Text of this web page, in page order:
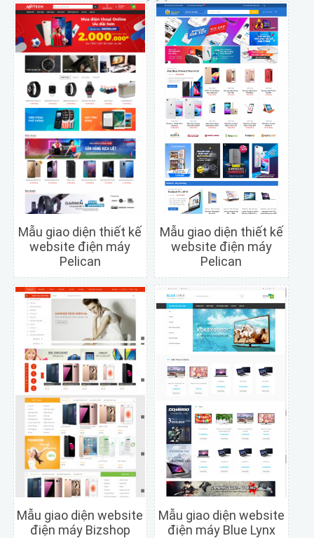
Chi tiết Xem trước
Mẫu giao diện thiết kế
website điện máy
Pelican
Chi tiết Xem trước
Mẫu giao diện thiết kế
website điện máy
Pelican
Mẫu giao diện website
điện máy Bizshop
Mẫu giao diện website
điện máy Blue Lynx